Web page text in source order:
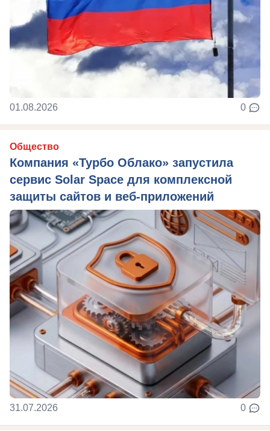
01.08.2026 0
Общество
Компания «Турбо Облако» запустила
сервис Solar Space для комплексной
защиты сайтов и веб-приложений
31.07.2026 0